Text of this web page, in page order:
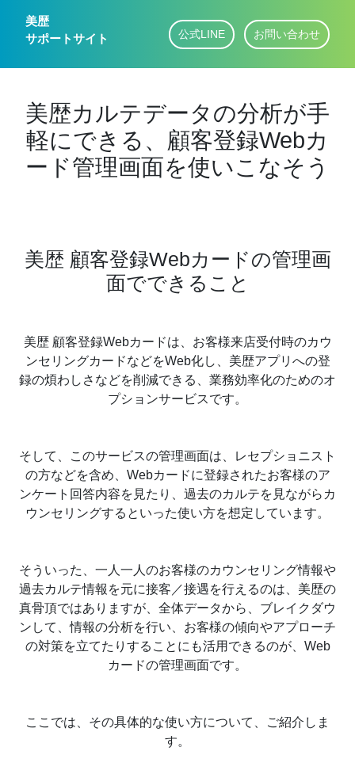
美歴
サポートサイト
公式LINE お問い合わせ
美歴カルテデータの分析が手
軽にできる、顧客登録Webカ
ード管理画面を使いこなそう
美歴 顧客登録Webカードの管理画
面でできること
美歴 顧客登録Webカードは、お客様来店受付時のカウ
ンセリングカードなどをWeb化し、美歴アプリへの登
録の煩わしさなどを削減できる、業務効率化のためのオ
プションサービスです。
そして、このサービスの管理画面は、レセプショニスト
の方などを含め、Webカードに登録されたお客様のア
ンケート回答内容を見たり、過去のカルテを見ながらカ
ウンセリングするといった使い方を想定しています。
そういった、一人一人のお客様のカウンセリング情報や
過去カルテ情報を元に接客／接遇を行えるのは、美歴の
真骨頂ではありますが、全体データから、ブレイクダウ
ンして、情報の分析を行い、お客様の傾向やアプローチ
の対策を立てたりすることにも活用できるのが、Web
カードの管理画面です。
ここでは、その具体的な使い方について、ご紹介しま
す。